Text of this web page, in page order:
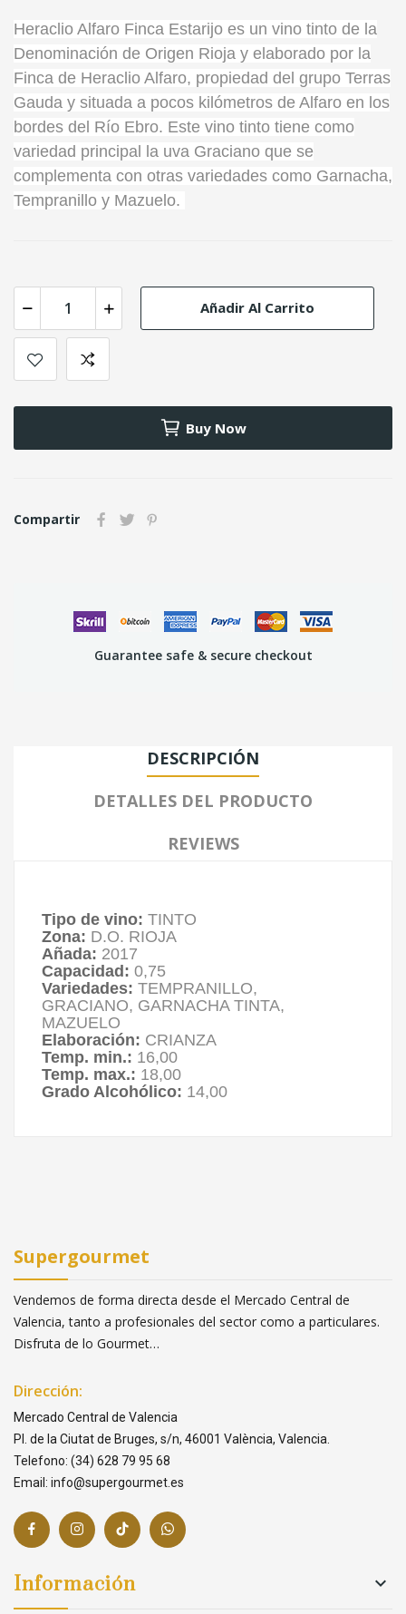
Heraclio Alfaro Finca Estarijo es un vino tinto de la
Denominación de Origen Rioja y elaborado por la
Finca de Heraclio Alfaro, propiedad del grupo Terras
Gauda y situada a pocos kilómetros de Alfaro en los
bordes del Río Ebro. Este vino tinto tiene como
variedad principal la uva Graciano que se
complementa con otras variedades como Garnacha,
Tempranillo y Mazuelo.
Añadir Al Carrito
Buy Now
Compartir
Guarantee safe & secure checkout
DESCRIPCIÓN
DETALLES DEL PRODUCTO
REVIEWS
Tipo de vino: TINTO
Zona: D.O. RIOJA
Añada: 2017
Capacidad: 0,75
Variedades: TEMPRANILLO,
GRACIANO, GARNACHA TINTA,
MAZUELO
Elaboración: CRIANZA
Temp. min.: 16,00
Temp. max.: 18,00
Grado Alcohólico: 14,00
Supergourmet
Vendemos de forma directa desde el Mercado Central de
Valencia, tanto a profesionales del sector como a particulares.
Disfruta de lo Gourmet…
Dirección:
Mercado Central de Valencia
Pl. de la Ciutat de Bruges, s/n, 46001 València, Valencia.
Telefono: (34) 628 79 95 68
Email: info@supergourmet.es
Información 